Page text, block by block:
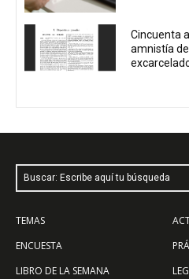
Cincuenta
amnistía
Buscar: Escribe aquí tu búsqueda
TEMAS
ENCUESTA
LIBRO DE LA SEMANA